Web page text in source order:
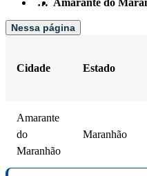
… Amarante do
Nessa página
Cidade Estado
Amarante
do
Maranhão
Maranhão